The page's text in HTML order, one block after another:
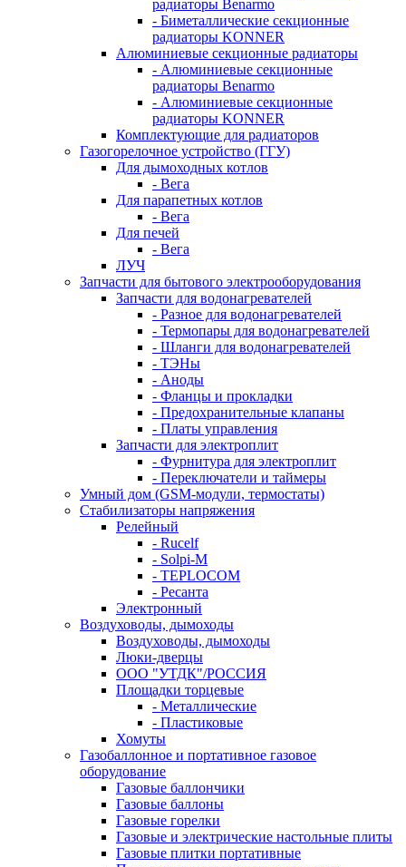
радиаторы Benarmo
- Биметаллические секционные
радиаторы KONNER
Алюминиевые секционные радиаторы
- Алюминиевые секционные
радиаторы Benarmo
- Алюминиевые секционные
радиаторы KONNER
Комплектующие для радиаторов
Газогорелочное устройство (ГГУ)
Для дымоходных котлов
- Вега
Для парапетных котлов
- Вега
Для печей
- Вега
ЛУЧ
Запчасти для бытового электрооборудования
Запчасти для водонагревателей
- Разное для водонагревателей
- Термопары для водонагревателей
- Шланги для водонагревателей
- ТЭНы
- Аноды
- Фланцы и прокладки
- Предохранительные клапаны
- Платы управления
Запчасти для электроплит
- Фурнитура для электроплит
- Переключатели и таймеры
Умный дом (GSM-модули, термостаты)
Cтабилизаторы напряжения
Релейный
- Rucelf
- Solpi-M
- TEPLOCOM
- Ресанта
Электронный
Воздуховоды, дымоходы
Воздуховоды, дымоходы
Люки-дверцы
ООО "УТДК"/РОССИЯ
Площадки торцевые
- Металлические
- Пластиковые
Хомуты
Газобаллонное и портативное газовое
оборудование
Газовые баллончики
Газовые баллоны
Газовые горелки
Газовые и электрические настольные плиты
Газовые плитки портативные